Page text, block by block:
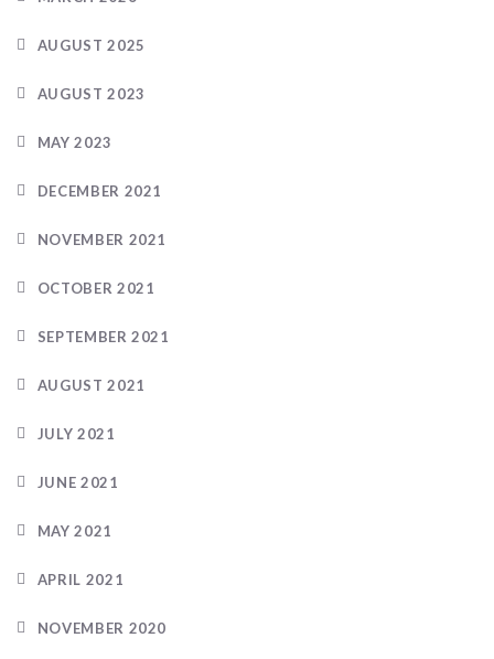
AUGUST 2025
AUGUST 2023
MAY 2023
DECEMBER 2021
NOVEMBER 2021
OCTOBER 2021
SEPTEMBER 2021
AUGUST 2021
JULY 2021
JUNE 2021
MAY 2021
APRIL 2021
NOVEMBER 2020